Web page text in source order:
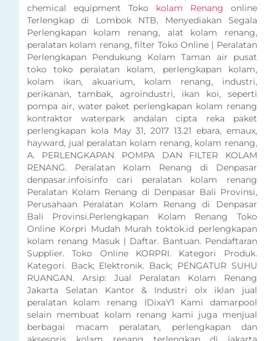
chemical equipment Toko kolam Renang online
Terlengkap di Lombok NTB, Menyediakan Segala
Perlengkapan kolam renang, alat kolam renang,
peralatan kolam renang, filter Toko Online | Peralatan
Perlengkapan Pendukung Kolam Taman air pusat
toko toko peralatan kolam, perlengkapan kolam,
kolam ikan, akuarium, kolam renang, industri,
perikanan, tambak, agroindustri, ikan koi, seperti
pompa air, water paket perlengkapan kolam renang
kontraktor waterpark andalan cipta reka paket
perlengkapan kola May 31, 2017 13.21 ebara, emaux,
hayward, jual peralatan kolam renang, kolam renang,
A. PERLENGKAPAN POMPA DAN FILTER KOLAM
RENANG. Peralatan Kolam Renang di Denpasar
denpasar.infoisinfo cari peralatan kolam renang
Peralatan Kolam Renang di Denpasar Bali Provinsi,
Perusahaan Peralatan Kolam Renang di Denpasar
Bali Provinsi.Perlengkapan Kolam Renang Toko
Online Korpri Mudah Murah toktok.id perlengkapan
kolam renang Masuk | Daftar. Bantuan. Pendaftaran
Supplier. Toko Online KORPRI. Kategori Produk.
Kategori. Back; Elektronik. Back; PENGATUR SUHU
RUANGAN. Arsip: Jual Peralatan Kolam Renang
Jakarta Selatan Kantor & Industri olx iklan jual
peralatan kolam renang IDixaY1 Kami damarpool
selain membuat kolam renang kami juga menjual
berbagai macam peralatan, perlengkapan dan